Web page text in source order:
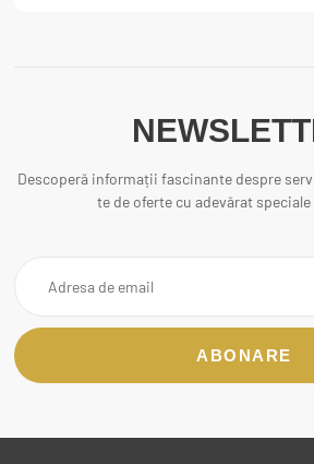
Descoperă informații fascinante despre
te de oferte cu adevărat